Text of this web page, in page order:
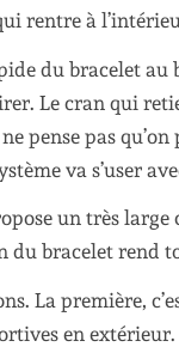
rentre à
du bracelet
Le cran qui
pense pas
va s’user
un très
du bracelet rend
La première,
en